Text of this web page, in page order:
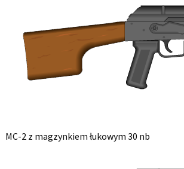
MC-2 z magzynkiem łukowym 30 nb